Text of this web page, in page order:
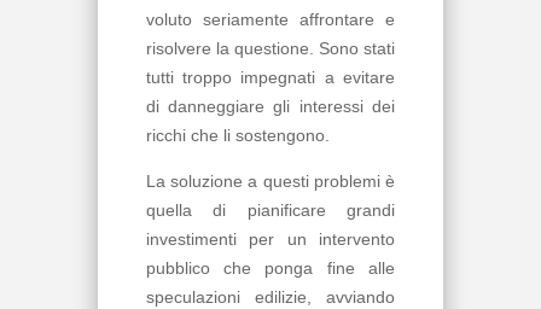
voluto seriamente affrontare e
risolvere la questione. Sono stati
tutti troppo impegnati a evitare
di danneggiare gli interessi dei
ricchi che li sostengono.
La soluzione a questi problemi è
quella di pianificare grandi
investimenti per un intervento
pubblico che ponga fine alle
speculazioni edilizie, avviando